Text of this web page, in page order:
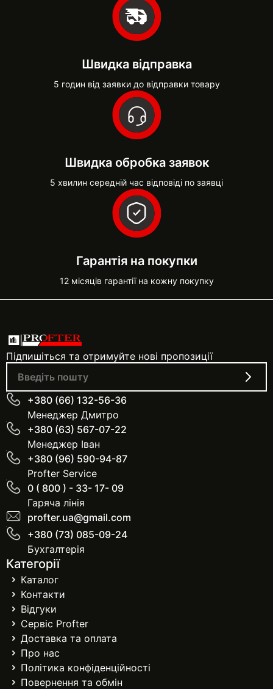
Швидка відправка
5 годин від заявки до відправки товару
Швидка обробка заявок
5 хвилин середній час відповіді по заявці
Гарантія на покупки
12 місяців гарантії на кожну покупку
Підпишіться та отримуйте нові пропозиції
+380 (66) 132-56-36
Менеджер Дмитро
+380 (63) 567-07-22
Менеджер Іван
+380 (96) 590-94-87
Profter Service
0 ( 800 ) - 33- 17- 09
Гаряча лінія
profter.ua@gmail.com
+380 (73) 085-09-24
Бухгалтерія
Категорії
Каталог
Контакти
Відгуки
Сервіс Profter
Доставка та оплата
Про нас
Політика конфіденційності
Повернення та обмін